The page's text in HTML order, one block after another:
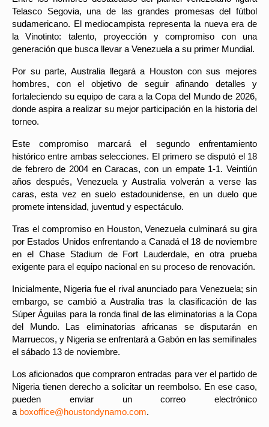
Telasco Segovia, una de las grandes promesas del fútbol
sudamericano. El mediocampista representa la nueva era de
la Vinotinto: talento, proyección y compromiso con una
generación que busca llevar a Venezuela a su primer Mundial.
Por su parte, Australia llegará a Houston con sus mejores
hombres, con el objetivo de seguir afinando detalles y
fortaleciendo su equipo de cara a la Copa del Mundo de 2026,
donde aspira a realizar su mejor participación en la historia del
torneo.
Este compromiso marcará el segundo enfrentamiento
histórico entre ambas selecciones. El primero se disputó el 18
de febrero de 2004 en Caracas, con un empate 1-1. Veintiún
años después, Venezuela y Australia volverán a verse las
caras, esta vez en suelo estadounidense, en un duelo que
promete intensidad, juventud y espectáculo.
Tras el compromiso en Houston, Venezuela culminará su gira
por Estados Unidos enfrentando a Canadá el 18 de noviembre
en el Chase Stadium de Fort Lauderdale, en otra prueba
exigente para el equipo nacional en su proceso de renovación.
Inicialmente, Nigeria fue el rival anunciado para Venezuela; sin
embargo, se cambió a Australia tras la clasificación de las
Súper Águilas para la ronda final de las eliminatorias a la Copa
del Mundo. Las eliminatorias africanas se disputarán en
Marruecos, y Nigeria se enfrentará a Gabón en las semifinales
el sábado 13 de noviembre.
Los aficionados que compraron entradas para ver el partido de
Nigeria tienen derecho a solicitar un reembolso. En ese caso,
pueden enviar un correo electrónico
a boxoffice@houstondynamo.com.